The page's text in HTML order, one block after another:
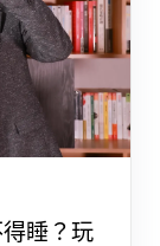
得睡？玩